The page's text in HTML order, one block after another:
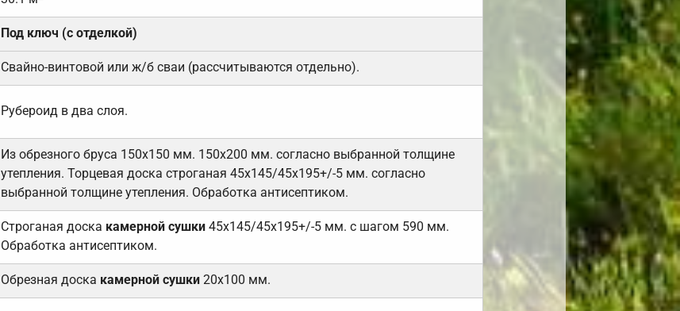
Под ключ (с отделкой)
Свайно-винтовой или ж/б сваи (рассчитываются отдельно).
Рубероид в два слоя.
Из обрезного бруса 150х150 мм. 150х200 мм. согласно выбранной толщине
утепления. Торцевая доска строганая 45х145/45х195+/-5 мм. согласно
выбранной толщине утепления. Обработка антисептиком.
Строганая доска камерной сушки 45х145/45х195+/-5 мм. с шагом 590 мм.
Обработка антисептиком.
Обрезная доска камерной сушки20х100 мм.